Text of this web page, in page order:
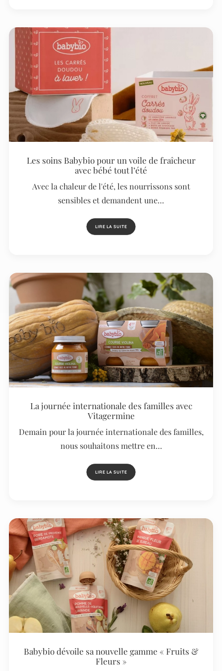
Les soins Babybio pour un voile de fraîcheur
avec bébé tout l’été
Avec la chaleur de l'été, les nourrissons sont
sensibles et demandent une…
LIRE LA SUITE
La journée internationale des familles avec
Vitagermine
Demain pour la journée internationale des familles,
nous souhaitons mettre en…
LIRE LA SUITE
Babybio dévoile sa nouvelle gamme « Fruits &
Fleurs »